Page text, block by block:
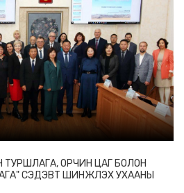
ТУРШЛАГА, ОРЧИН ЦАГ БОЛОН
СЭДЭВТ ШИНЖЛЭХ УХААНЫ